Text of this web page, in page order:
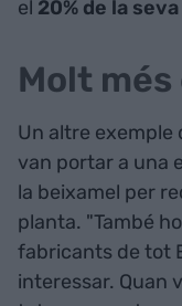
el 20% de la
Molt
Un altre exemple
van portar a una
la beixamel per
planta. "També
fabricants de tot
interessar. Quan